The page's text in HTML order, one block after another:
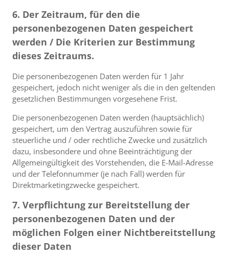
6. Der Zeitraum, für den die
personenbezogenen Daten gespeichert
werden / Die Kriterien zur Bestimmung
dieses Zeitraums.
Die personenbezogenen Daten werden für 1 Jahr
gespeichert, jedoch nicht weniger als die in den geltenden
gesetzlichen Bestimmungen vorgesehene Frist.
Die personenbezogenen Daten werden (hauptsächlich)
gespeichert, um den Vertrag auszuführen sowie für
steuerliche und / oder rechtliche Zwecke und zusätzlich
dazu, insbesondere und ohne Beeinträchtigung der
Allgemeingültigkeit des Vorstehenden, die E-Mail-Adresse
und der Telefonnummer (je nach Fall) werden für
Direktmarketingzwecke gespeichert.
7. Verpflichtung zur Bereitstellung der
personenbezogenen Daten und der
möglichen Folgen einer Nichtbereitstellung
dieser Daten